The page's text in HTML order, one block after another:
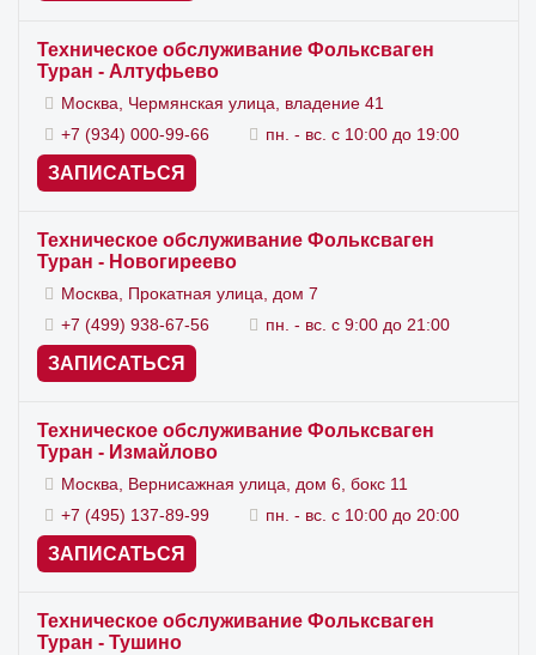
Поездка в профильныйавтосервис VAG,
который есть в каждом районе Москвы, станет
гарантий, что ваш автомобиль будет тщательным
образом обслужен. В работе используются
оригинальные расходные материалы, поэтому
вы покинете
автосервис Фольксваген
машины, технически соответствующей
заводскому экземпляру.
Смотрите также ремонт Фольксваген Туран
Техническое обслуживание Фольксваген
Туран - Алтуфьево
Москва, Чермянская улица, владение 41
+7 (934) 000-99-66
пн. - вс. с 10:00 до 19:00
ЗАПИСАТЬСЯ
Техническое обслуживание Фольксваген
Туран - Новогиреево
Москва, Прокатная улица, дом 7
+7 (499) 938-67-56
пн. - вс. с 9:00 до 21:00
ЗАПИСАТЬСЯ
Техническое обслуживание Фольксваген
Туран - Измайлово
Москва, Вернисажная улица, дом 6, бокс 11
+7 (495) 137-89-99
пн. - вс. с 10:00 до 20:00
ЗАПИСАТЬСЯ
Техническое обслуживание Фольксваген
Туран - Тушино